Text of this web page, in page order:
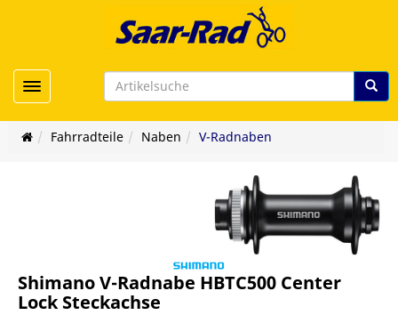
Toggle navigation
Fahrradteile Naben V-Radnaben
Shimano V-Radnabe HBTC500 Center
Lock Steckachse